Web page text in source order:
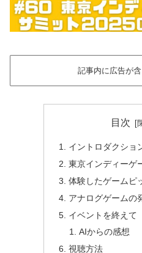
記事内に広告が含
目次
イントロダクショ
東京インディーゲ
体験したゲームピ
アナログゲームの
イベントを終えて
AIからの感想
視聴方法